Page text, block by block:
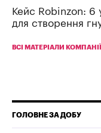
Кейс Robinzon: 6
для створення
ВСІ МАТЕРІАЛИ КОМПАНІЇ
ГОЛОВНЕ ЗА ДОБУ